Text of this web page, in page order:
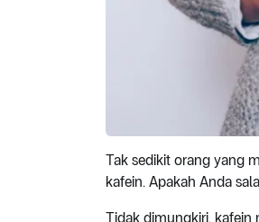
Tak sedikit orang yang
kafein. Apakah Anda
Tidak dimungkiri, kafein